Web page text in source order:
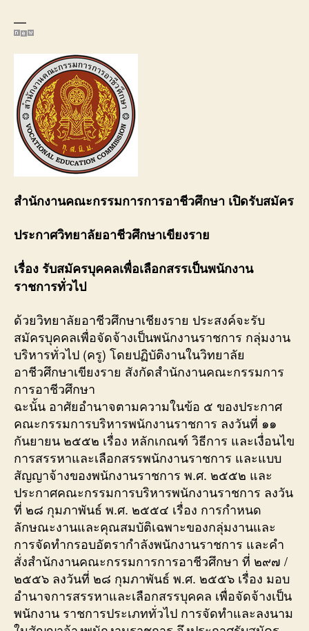
—
สำนักงานคณะกรรมการการอาชีวศึกษา เปิดรับสมัคร
ประกาศวิทยาลัยอาชีวศึกษาเขียงราย
เรื่อง รับสมัครบุคคลเพื่อเลือกสรรเป็นพนักงาน
ราชการทั่วไป
ด้วยวิทยาลัยอาชีวศึกษาเชียงราย ประสงค์จะรับ
สมัครบุคคลเพื่อจัดจ้างเป็นพนักงานราชการ กลุ่มงาน
บริหารทั่วไป (ครู) โดยปฏิบัติงานในวิทยาลัย
อาชีวศึกษาเขียงราย สังกัดสำนักงานคณะกรรมการ
การอาชีวศึกษา
ฉะนั้น อาศัยอำนาจตามความในข้อ ๕ ของประกาศ
คณะกรรมการบริหารพนักงานราชการ ลงวันที่ ๑๑
กันยายน ๒๕๕๒ เรื่อง หลักเกณฑ์ วิธีการ และเงื่อนไข
การสรรหาและเลือกสรรพนักงานราชการ และแบบ
สัญญาจ้างของพนักงานราชการ พ.ศ. ๒๕๕๒ และ
ประกาศคณะกรรมการบริหารพนักงานราชการ ลงวัน
ที่ ๒๘ กุมภาพันธ์ พ.ศ. ๒๕๕๔ เรื่อง การกำหนด
ลักษณะงานและคุณสมบัติเฉพาะของกลุ่มงานและ
การจัดทำกรอบอัตรากำลังพนักงานราชการ และคำ
สั่งสำนักงานคณะกรรมการการอาชีวศึกษา ที่ ๒๙๗ /
๒๕๕๖ ลงวันที่ ๒๘ กุมภาพันธ์ พ.ศ. ๒๕๕๖ เรื่อง มอบ
อำนาจการสรรหาและเลือกสรรบุคคล เพื่อจัดจ้างเป็น
พนักงาน ราชการประเภททั่วไป การจัดทำและลงนาม